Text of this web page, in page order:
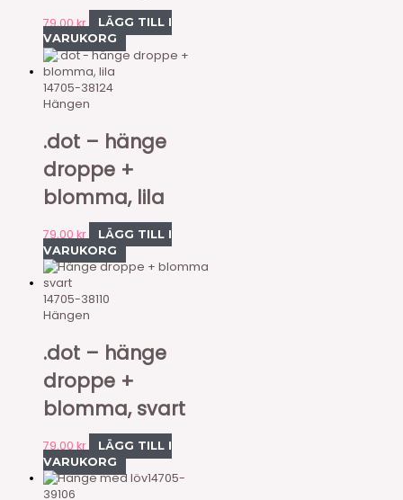
79,00kr
LÄGG TILL I
VARUKORG
14705-38124
Hängen
.dot – hänge
droppe +
blomma, lila
79,00 kr
LÄGG TILL I
VARUKORG
14705-38110
Hängen
.dot – hänge
droppe +
blomma, svart
79,00kr
LÄGG TILL I
VARUKORG
14705-
39106